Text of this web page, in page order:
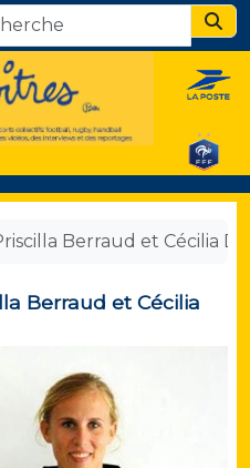
Berraud et Cécilia
Berraud et Cécilia